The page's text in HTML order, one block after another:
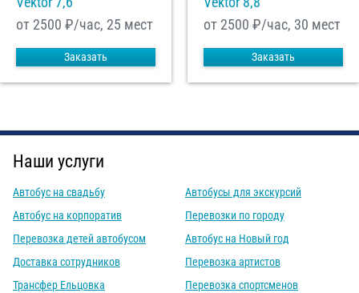
от 2500 ₽/час, 25 мест
Заказать
от 2500 ₽/час, 30 мест
Заказать
Наши услуги
Автобус на свадьбу
Автобус на корпоратив
Перевозка детей автобусом
Доставка сотрудников
Трансфер Ельцовка
Автобусы для экскурсий
Перевозки по городу
Автобус на Новый год
Перевозка артистов
Перевозка спортсменов